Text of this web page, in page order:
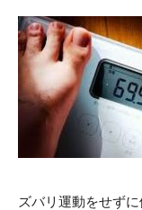
ズバリ運動をせず